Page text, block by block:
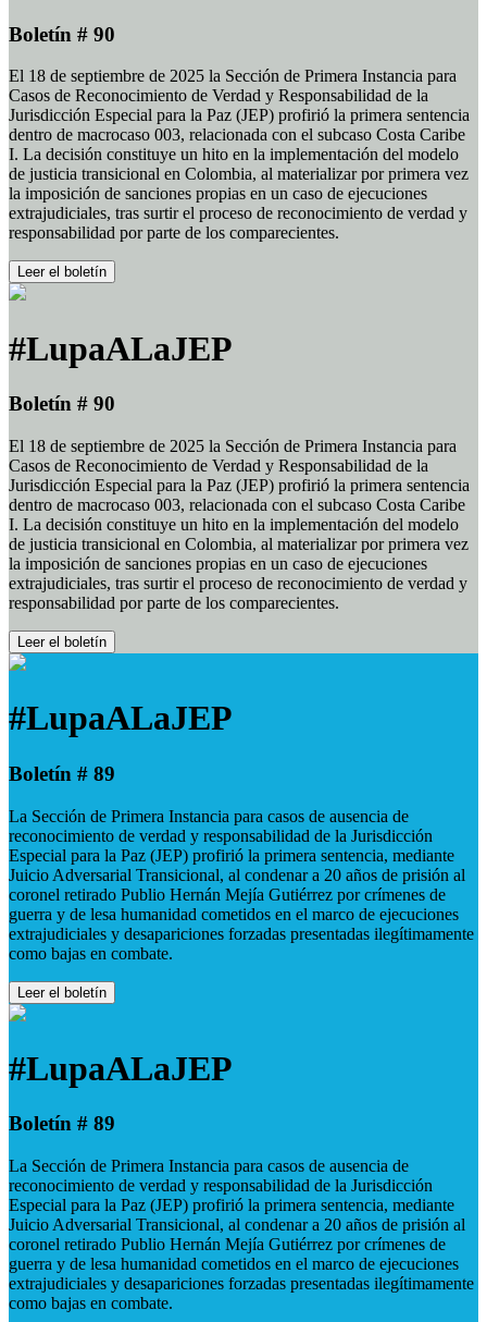
Boletín # 90
El 18 de septiembre de 2025 la Sección de Primera Instancia para
Casos de Reconocimiento de Verdad y Responsabilidad de la
Jurisdicción Especial para la Paz (JEP) profirió la primera sentencia
dentro de macrocaso 003, relacionada con el subcaso Costa Caribe
I. La decisión constituye un hito en la implementación del modelo
de justicia transicional en Colombia, al materializar por primera vez
la imposición de sanciones propias en un caso de ejecuciones
extrajudiciales, tras surtir el proceso de reconocimiento de verdad y
responsabilidad por parte de los comparecientes.
Leer el boletín
#LupaALaJEP
Boletín # 90
El 18 de septiembre de 2025 la Sección de Primera Instancia para
Casos de Reconocimiento de Verdad y Responsabilidad de la
Jurisdicción Especial para la Paz (JEP) profirió la primera sentencia
dentro de macrocaso 003, relacionada con el subcaso Costa Caribe
I. La decisión constituye un hito en la implementación del modelo
de justicia transicional en Colombia, al materializar por primera vez
la imposición de sanciones propias en un caso de ejecuciones
extrajudiciales, tras surtir el proceso de reconocimiento de verdad y
responsabilidad por parte de los comparecientes.
Leer el boletín
#LupaALaJEP
Boletín # 89
La Sección de Primera Instancia para casos de ausencia de
reconocimiento de verdad y responsabilidad de la Jurisdicción
Especial para la Paz (JEP) profirió la primera sentencia, mediante
Juicio Adversarial Transicional, al condenar a 20 años de prisión al
coronel retirado Publio Hernán Mejía Gutiérrez por crímenes de
guerra y de lesa humanidad cometidos en el marco de ejecuciones
extrajudiciales y desapariciones forzadas presentadas ilegítimamente
como bajas en combate.
Leer el boletín
#LupaALaJEP
Boletín # 89
La Sección de Primera Instancia para casos de ausencia de
reconocimiento de verdad y responsabilidad de la Jurisdicción
Especial para la Paz (JEP) profirió la primera sentencia, mediante
Juicio Adversarial Transicional, al condenar a 20 años de prisión al
coronel retirado Publio Hernán Mejía Gutiérrez por crímenes de
guerra y de lesa humanidad cometidos en el marco de ejecuciones
extrajudiciales y desapariciones forzadas presentadas ilegítimamente
como bajas en combate.